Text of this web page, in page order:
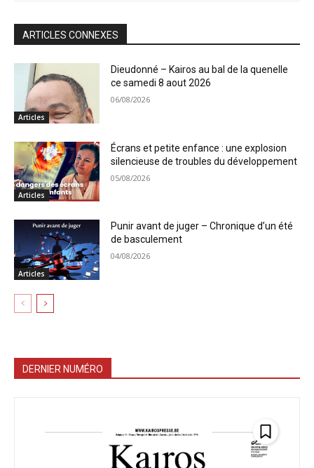
ARTICLES CONNEXES
Articles
Dieudonné – Kairos au bal de la quenelle
ce samedi 8 aout 2026
06/08/2026
Articles
Écrans et petite enfance : une explosion
silencieuse de troubles du développement
05/08/2026
Articles
Punir avant de juger – Chronique d’un été
de basculement
04/08/2026
DERNIER NUMÉRO